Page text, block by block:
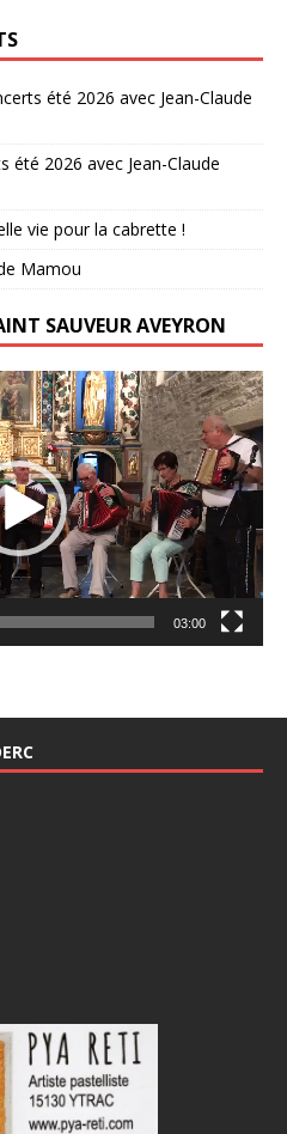
été 2026 avec Jean-Claude
été 2026 avec Jean-Claude
vie pour la cabrette !
Mamou
SAUVEUR AVEYRON
03:00